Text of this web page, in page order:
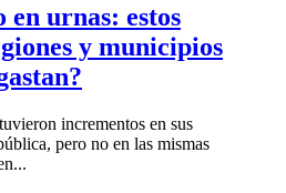
urnas: estos
y municipios
incrementos en sus
pero no en las mismas